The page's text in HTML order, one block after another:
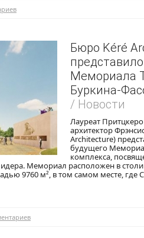
Бюро Kéré
Мемориала
Буркина-
/ Новости
Лауреат
архитектор
Architecture)
будущего
комплекса,
Мемориал расположен в
9760 м², в том самом месте, где